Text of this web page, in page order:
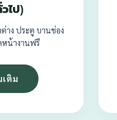
ไป)
าง ประตู บานช่อง
หน้างานฟรี
ติม